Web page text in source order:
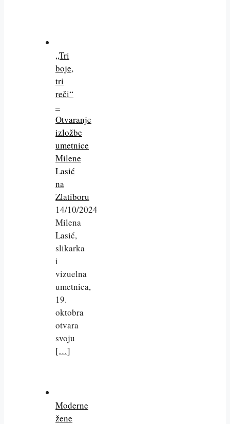
„Tri
boje,
tri
reči“
–
Otvaranje
izložbe
umetnice
Milene
Lasić
na
Zlatiboru
14/10/2024
Milena
Lasić,
slikarka
i
vizuelna
umetnica,
19.
oktobra
otvara
svoju
[…]
Moderne
žene